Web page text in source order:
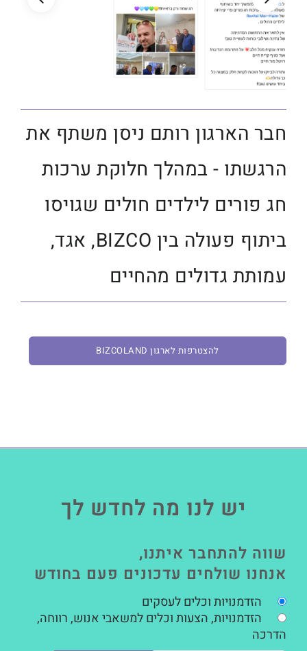
חבר הארגון רותם ניסן משתף את
הרגשתו - במהלך חלוקת ערכות
חג פורים לילדים חולים שגויסו
ביתוף פעולה בין BIZCO, אגד,
עמותת גדולים מהחיים
להצטרפות לארגון BIZCOLAND
יש לנו מה לחדש לך
שווה להתחבר איתנו,
אנחנו שולחים עדכונים פעם בחודש
הזדמנויות וכלים לעסקים
הזדמנויות, הצעות וכלים למשאבי אנוש, רווחה,
הדרכה